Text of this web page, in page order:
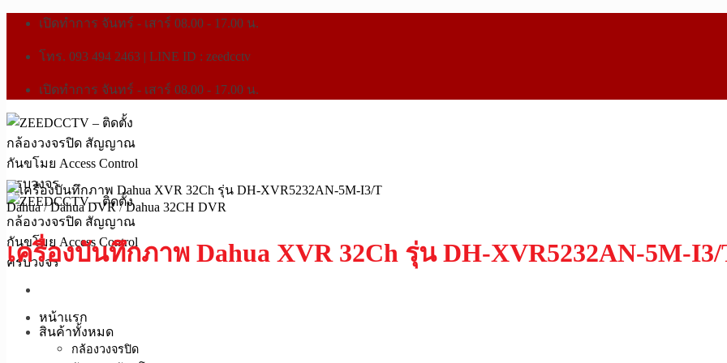
เปิดทำการ จันทร์ - เสาร์ 08.00 - 17.00 น.
โทร. 093 494 2463 | LINE ID : zeedcctv
เปิดทำการ จันทร์ - เสาร์ 08.00 - 17.00 น.
หน้าแรก
สินค้าทั้งหมด
กล้องวงจรปิด
Dahua / Dahua DVR / Dahua 32CH DVR
เครื่องบันทึกภาพ Dahua XVR 32Ch รุ่น DH-XVR5232AN-5M-